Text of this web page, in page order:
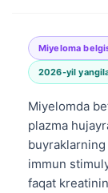
Miyeloma
2026-yil
Miyelomda
plazma
immun
faqat